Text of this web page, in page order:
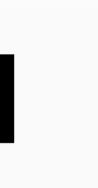
vi vurdere både